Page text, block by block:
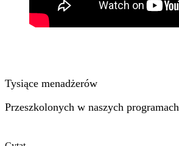
Tysiące menadżerów
Przeszkolonych w naszych programach